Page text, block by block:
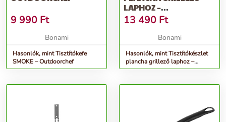
9 990 Ft
Bonami
Hasonlók, mint Tisztítókefe
SMOKE – Outdoorchef
LAPHOZ –
OUTDOORCHEF
13 490 Ft
Bonami
Hasonlók, mint Tisztítókészlet
plancha grillező laphoz –
Outdoorchef